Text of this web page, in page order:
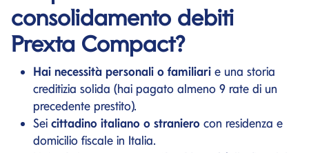
Prexta Compact?
Hai necessità personali o familiari
creditizia solida (hai pagato almeno 9 rate di un
precedente prestito).
Seicittadino italiano o straniero
domicilio fiscale in Italia.
Hai un'età compresatra 18 e 83 anni